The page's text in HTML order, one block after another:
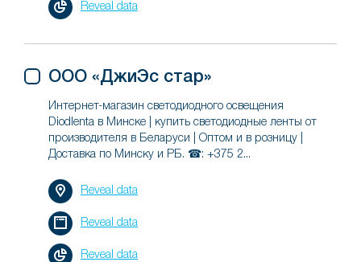
Reveal data
ООО «ДжиЭс стар»
Интернет-магазин светодиодного освещения
Diodlenta в Минске | купить светодиодные ленты от
производителя в Беларуси | Оптом и в розницу |
Доставка по Минску и РБ. ☎: +375 2...
Reveal data
Reveal data
Reveal data